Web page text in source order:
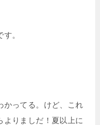
。
かってる。けど、これ
よりましだ！夏以上に